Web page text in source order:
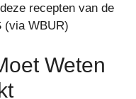
recepten van de
(via WBUR)
Weten